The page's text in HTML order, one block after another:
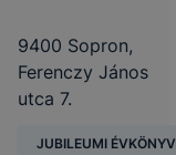
9400 Sopron,
Ferenczy János
utca 7.
JUBILEUMI ÉVKÖNYV